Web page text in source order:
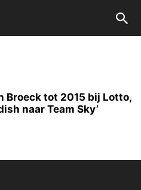
Broeck tot 2015 bij Lotto,
naar Team Sky’